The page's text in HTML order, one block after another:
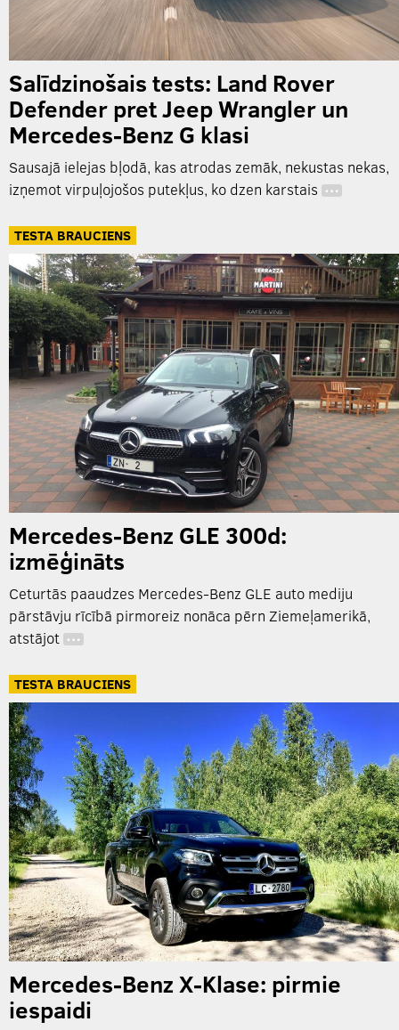
Salīdzinošais tests: Land Rover
Defender pret Jeep Wrangler un
Mercedes-Benz G klasi
Sausajā ielejas bļodā, kas atrodas zemāk, nekustas nekas,
izņemot virpuļojošos putekļus, ko dzen karstais …
TESTA BRAUCIENS
Mercedes-Benz GLE 300d:
izmēģināts
Ceturtās paaudzes Mercedes-Benz GLE auto mediju
pārstāvju rīcībā pirmoreiz nonāca pērn Ziemeļamerikā,
atstājot …
TESTA BRAUCIENS
Mercedes-Benz X-Klase: pirmie
iespaidi